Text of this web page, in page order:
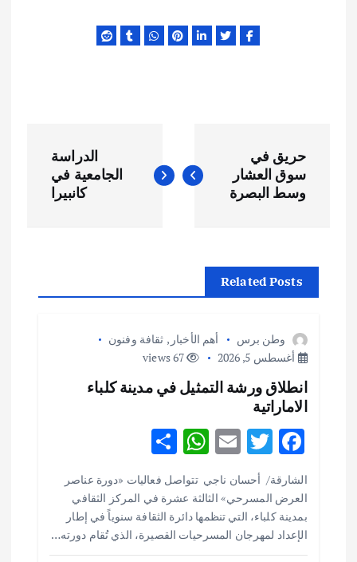
ص
ح
حريق في
سوق العشار
وسط البصرة
الدراسة
الجامعية في
كانبيرا
Related Posts
وطن برس أهم الأخبار , ثقافة وفنون
أغسطس 5, 2026
67 views
انطلاق ورشة التمثيل في مدينة كلباء
الاماراتية
F
ac
e
b
o
T
w
it
te
r
E
ai
l
W
h
at
s
A
h
ar
e
الشارقة/ أحسان ناجي تتواصل فعاليات «دورة عناصر
العرض المسرحي» الثالثة عشرة في المركز الثقافي
بمدينة كلباء، التي تنظمها دائرة الثقافة سنوياً في إطار
الإعداد لمهرجان المسرحيات القصيرة، الذي تُقام دورته…